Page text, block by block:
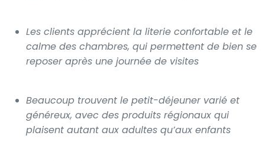
Les clients apprécient la literie confortable et le
calme des chambres, qui permettent de bien se
reposer après une journée de visites
Beaucoup trouvent le petit-déjeuner varié et
généreux, avec des produits régionaux qui
plaisent autant aux adultes qu’aux enfants